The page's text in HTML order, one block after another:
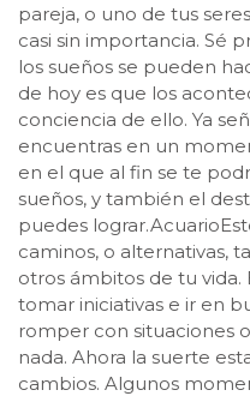
pareja, o uno de tus
casi sin importancia. Sé
los sueños se pueden
de hoy es que los
conciencia de ello. Ya
encuentras en un
en el que al fin se te
sueños, y también el
puedes
caminos, o alternativas,
otros ámbitos de tu
tomar iniciativas e ir en
romper con situaciones
nada. Ahora la suerte
cambios. Algunos